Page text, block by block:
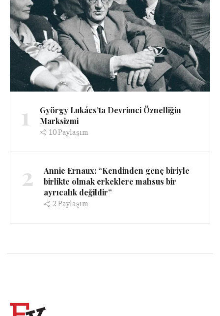
1
György Lukács’ta Devrimci Öznelliğin
Marksizmi
10Paylaşım
2
Annie Ernaux: “Kendinden genç biriyle
birlikte olmak erkeklere mahsus bir
ayrıcalık değildir”
2 Paylaşım